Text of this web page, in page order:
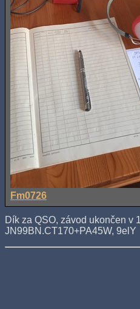
Fm0726
Dík za QSO, závod ukončen v
JN99BN.CT170+PA45W, 9elY